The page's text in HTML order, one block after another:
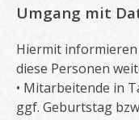
Umgang mit
Hiermit informieren
diese Personen
• Mitarbeitende in
ggf. Geburtstag